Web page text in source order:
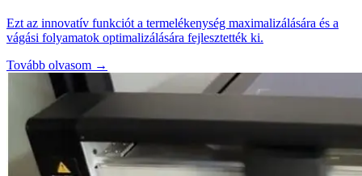
Ezt az innovatív funkciót a termelékenység maximalizálására és a
vágási folyamatok optimalizálására fejlesztették ki.
Tovább olvasom →